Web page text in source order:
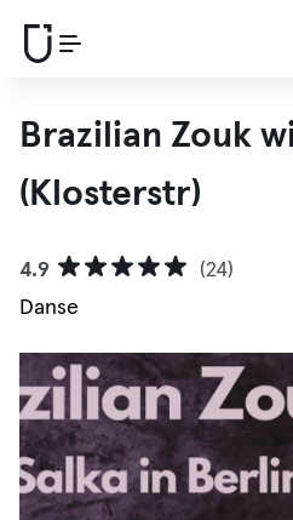
Brazilian Zouk
(Klosterstr)
4.9
(24)
Danse